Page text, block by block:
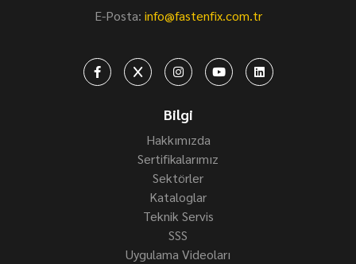
E-Posta: info@fastenfix.com.tr
Bilgi
Hakkımızda
Sertifikalarımız
Sektörler
Kataloglar
Teknik Servis
SSS
Uygulama Videoları